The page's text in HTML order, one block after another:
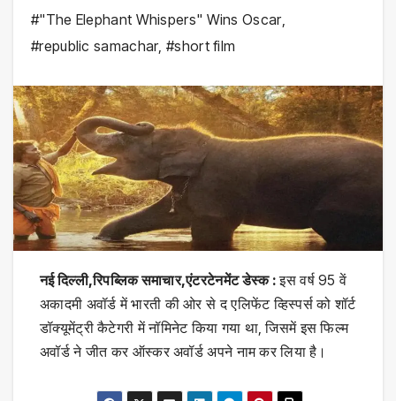
#"The Elephant Whispers" Wins Oscar,
#republic samachar,#short film
नई दिल्ली,रिपब्लिक समाचार,एंटरटेनमेंट डेस्क :इस वर्ष 95 वें
अकादमी अवॉर्ड में भारती की ओर से द एलिफेंट व्हिस्पर्स को शॉर्ट
डॉक्यूमेंट्री कैटेगरी में नॉमिनेट किया गया था, जिसमें इस फिल्म
अवॉर्ड ने जीत कर ऑस्कर अवॉर्ड अपने नाम कर लिया है।